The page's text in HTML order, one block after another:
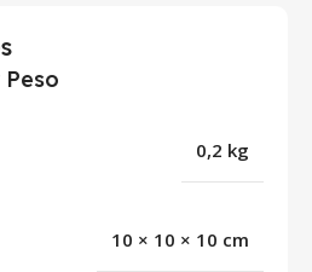
Peso
0,2 kg
10 × 10 × 10 cm